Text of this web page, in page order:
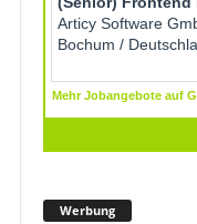
Werbung